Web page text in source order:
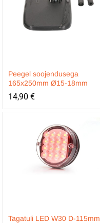
Peegel soojendusega
165x250mm Ø15-18mm
14,90 €
Tagatuli LED W30 D-115mm